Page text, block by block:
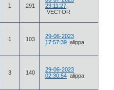
1 291
23:11:27
VECTOR
1 103
29-06-2023
17:57:39 alippa
3 140
29-06-2023
02:30:54 alippa